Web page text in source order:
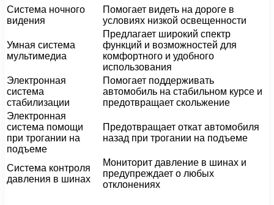
Система ночного
видения
Помогает видеть на дороге в
условиях низкой освещенности
Умная система
мультимедиа
Предлагает широкий спектр
функций и возможностей для
комфортного и удобного
использования
Электронная
система
стабилизации
Помогает поддерживать
автомобиль на стабильном курсе и
предотвращает скольжение
Электронная
система помощи
при трогании на
подъеме
Предотвращает откат автомобиля
назад при трогании на подъеме
Система контроля
давления в шинах
Мониторит давление в шинах и
предупреждает о любых
отклонениях